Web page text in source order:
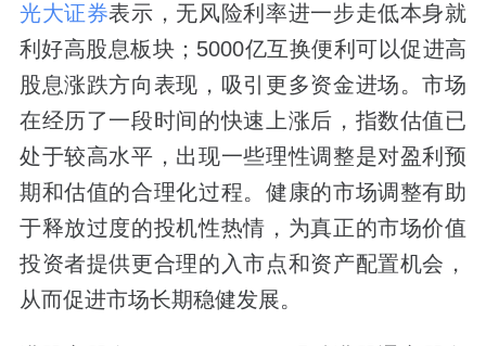
光大证券表示，无风险利率进一步走低本身就
利好高股息板块；5000亿互换便利可以促进高
股息涨跌方向表现，吸引更多资金进场。市场
在经历了一段时间的快速上涨后，指数估值已
处于较高水平，出现一些理性调整是对盈利预
期和估值的合理化过程。健康的市场调整有助
于释放过度的投机性热情，为真正的市场价值
投资者提供更合理的入市点和资产配置机会，
从而促进市场长期稳健发展。